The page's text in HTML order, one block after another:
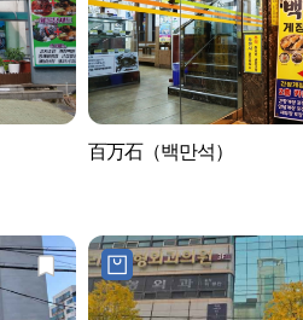
百万石（백만석）